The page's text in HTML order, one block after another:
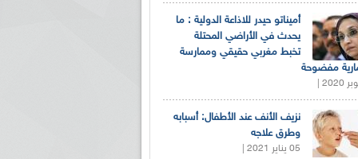
أميناتو حيدر للاذاعة الدولية : ما
يحدث في الأراضي المحتلة
تخبط مغربي حقيقي وممارسة
مفضوحة
نزيف الأنف عند الأطفال: أسبابه
وطرق علاجه
05 يناير 2021 |